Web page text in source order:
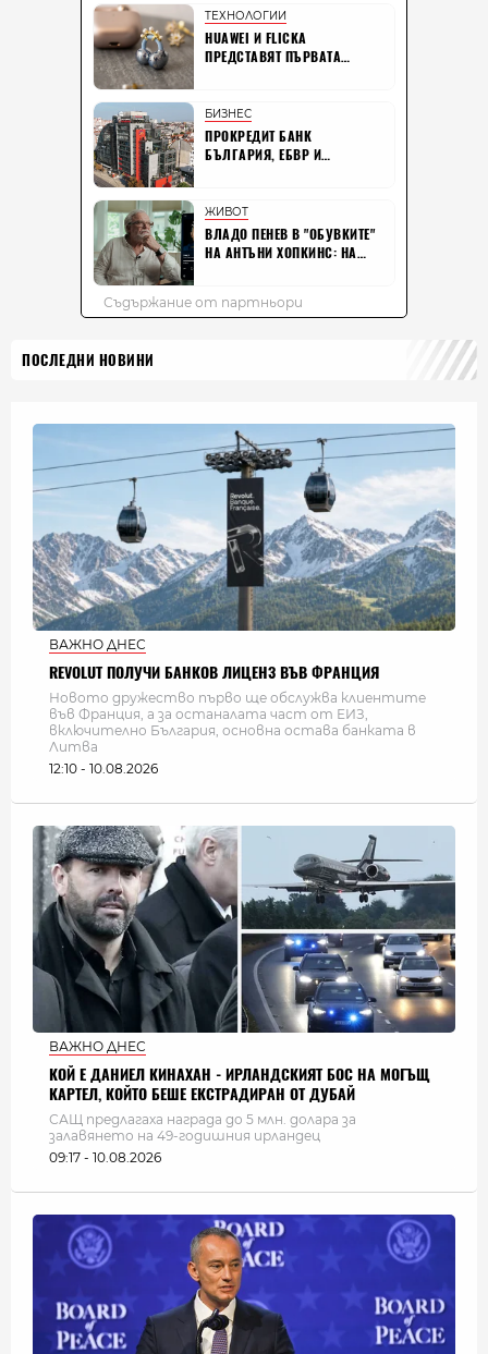
ПОСЛЕДНИ НОВИНИ
ВАЖНО ДНЕС
REVOLUT ПОЛУЧИ БАНКОВ ЛИЦЕНЗ ВЪВ ФРАНЦИЯ
Новото дружество първо ще обслужва клиентите
във Франция, а за останалата част от ЕИЗ,
включително България, основна остава банката в
Литва
12:10 - 10.08.2026
ВАЖНО ДНЕС
КОЙ Е ДАНИЕЛ КИНАХАН - ИРЛАНДСКИЯТ БОС НА МОГЪЩ
КАРТЕЛ, КОЙТО БЕШЕ ЕКСТРАДИРАН ОТ ДУБАЙ
САЩ предлагаха награда до 5 млн. долара за
залавянето на 49-годишния ирландец
09:17 - 10.08.2026